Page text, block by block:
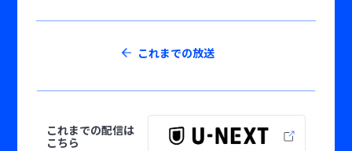
これまでの放送
これまでの配信は
こちら